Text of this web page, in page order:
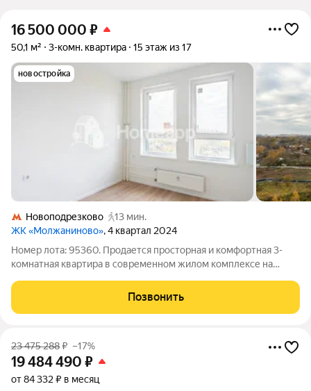
16 500 000 ₽
50,1 м² 3-комн. квартира 15 этаж из 17
новостройка
Новоподрезково
13 мин.
ЖК «Молжаниново», 4 квартал 2024
Номер лота: 95360. Продается просторная и комфортная 3-
комнатная квартира в современном жилом комплексе на
из которых 33,42 м - жилая. Квартира расположена на 15 этаже
17-этажного дома,
Позвонить
23 475 288₽ –17%
19 484 490 ₽
от 84 332 ₽ в месяц